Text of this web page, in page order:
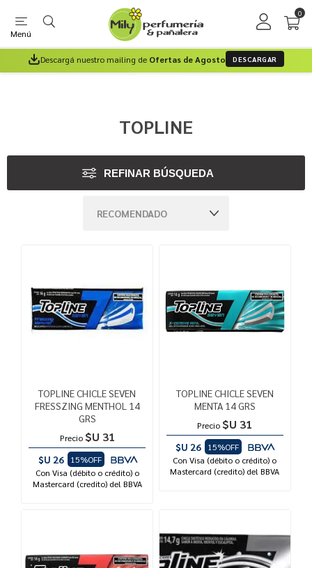
Menú
0
Descargá nuestro mailing de Ofertas de Agosto DESCARGAR
TOPLINE
REFINAR BÚSQUEDA
TOPLINE CHICLE SEVEN
FRESSZING MENTHOL 14
GRS
Precio $U 31
$U 26
15%OFF
Con Visa (débito o crédito) o
Mastercard (credito) del BBVA
TOPLINE CHICLE SEVEN
MENTA 14 GRS
Precio $U 31
$U 26
15%OFF
Con Visa (débito o crédito) o
Mastercard (credito) del BBVA